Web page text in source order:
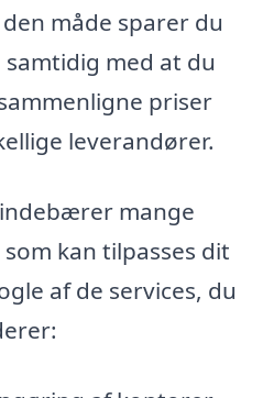
måde sparer du
med at du
priser
leverandører.
mange
kan tilpasses dit
af de services, du